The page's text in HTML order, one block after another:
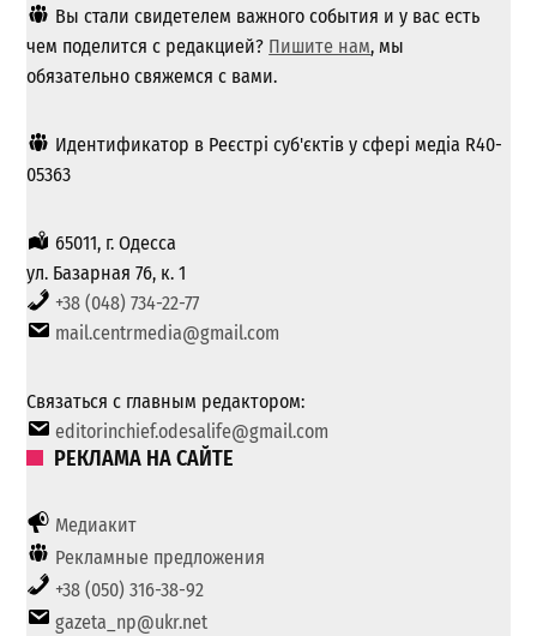
Вы стали свидетелем важного события и у вас есть
чем поделится с редакцией? Пишите нам, мы
обязательно свяжемся с вами.
Идентификатор в Реєстрі суб'єктів у сфері медіа R40-
05363
65011, г. Одесса
ул. Базарная 76, к. 1
+38 (048) 734-22-77
mail.centrmedia@gmail.com
Связаться с главным редактором:
editorinchief.odesalife@gmail.com
РЕКЛАМА НА САЙТЕ
Медиакит
Рекламные предложения
+38 (050) 316-38-92
gazeta_np@ukr.net